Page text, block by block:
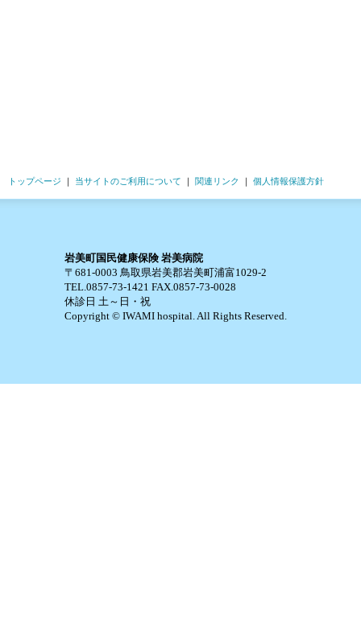
トップページ 当サイトのご利用について 関連リンク 個人情報保護方針
岩美町国民健康保険 岩美病院
〒681-0003 鳥取県岩美郡岩美町浦富1029-2
TEL.0857-73-1421 FAX.0857-73-0028
休診日 土～日・祝
Copyright © IWAMI hospital. All Rights Reserved.